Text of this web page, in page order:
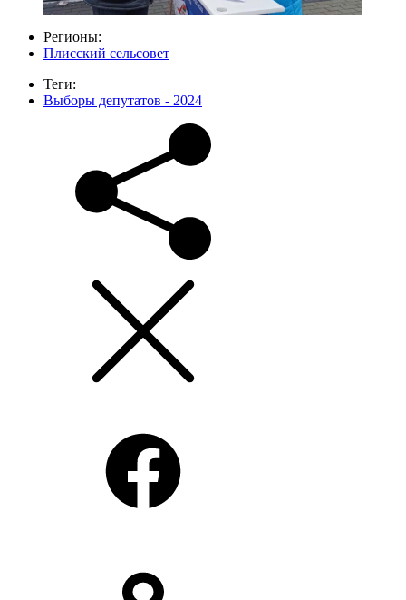
Регионы:
Плисский сельсовет
Теги:
Выборы депутатов - 2024